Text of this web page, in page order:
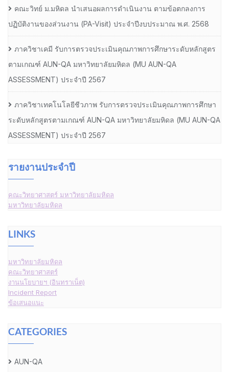
คณะวิทย์ ม.มหิดล นำเสนอผลการดำเนินงาน ตามข้อตกลงการ
ปฏิบัติงานของส่วนงาน (PA-Visit) ประจำปีงบประมาณ พ.ศ. 2568
ภาควิชาเคมี รับการตรวจประเมินคุณภาพการศึกษาระดับหลักสูตร
ตามเกณฑ์ AUN-QA มหาวิทยาลัยมหิดล (MU AUN-QA
ASSESSMENT) ประจำปี 2567
ภาควิชาเทคโนโลยีชีวภาพ รับการตรวจประเมินคุณภาพการศึกษา
ระดับหลักสูตรตามเกณฑ์ AUN-QA มหาวิทยาลัยมหิดล (MU AUN-QA
ASSESSMENT) ประจำปี 2567
รายงานประจำปี
คณะวิทยาศาสตร์ มหาวิทยาลัยมหิดล
มหาวิทยาลัยมหิดล
LINKS
มหาวิทยาลัยมหิดล
คณะวิทยาศาสตร์
งานนโยบายฯ (อินทราเน็ต)
Incident Report
ข้อเสนอแนะ
CATEGORIES
AUN-QA